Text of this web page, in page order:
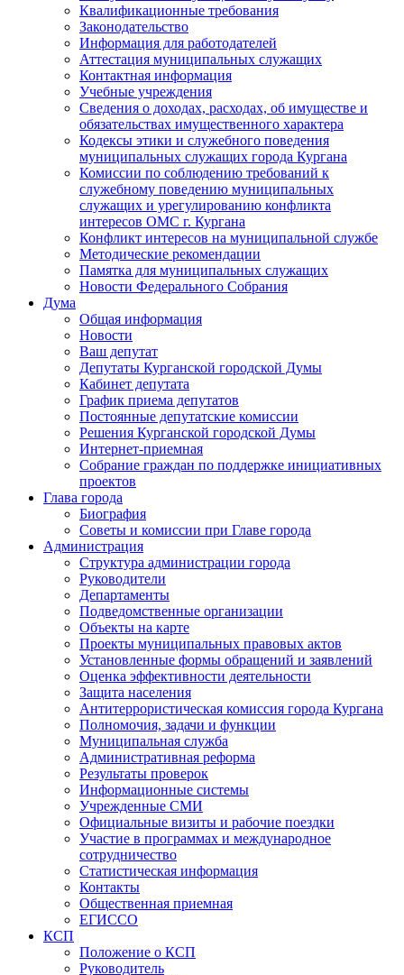
Квалификационные требования
Законодательство
Информация для работодателей
Аттестация муниципальных служащих
Контактная информация
Учебные учреждения
Сведения о доходах, расходах, об имуществе и
обязательствах имущественного характера
Кодексы этики и служебного поведения
муниципальных служащих города Кургана
Комиссии по соблюдению требований к
служебному поведению муниципальных
служащих и урегулированию конфликта
интересов ОМС г. Кургана
Конфликт интересов на муниципальной службе
Методические рекомендации
Памятка для муниципальных служащих
Новости Федерального Cобрания
Дума
Общая информация
Новости
Ваш депутат
Депутаты Курганской городской Думы
Кабинет депутата
График приема депутатов
Постоянные депутатские комиссии
Решения Курганской городской Думы
Интернет-приемная
Собрание граждан по поддержке инициативных
проектов
Глава города
Биография
Советы и комиссии при Главе города
Администрация
Структура администрации города
Руководители
Департаменты
Подведомственные организации
Объекты на карте
Проекты муниципальных правовых актов
Установленные формы обращений и заявлений
Оценка эффективности деятельности
Защита населения
Антитеррористическая комиссия города Кургана
Полномочия, задачи и функции
Муниципальная служба
Административная реформа
Результаты проверок
Информационные системы
Учрежденные СМИ
Официальные визиты и рабочие поездки
Участие в программах и международное
сотрудничество
Статистическая информация
Контакты
Общественная приемная
ЕГИССО
КСП
Положение о КСП
Руководитель